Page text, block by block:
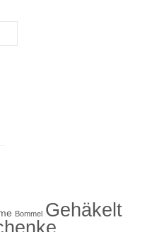
Bommel Gehäkelt